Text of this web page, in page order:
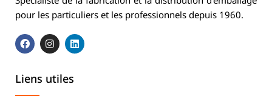
pour les particuliers et les professionnels depuis 1960.
Liens utiles